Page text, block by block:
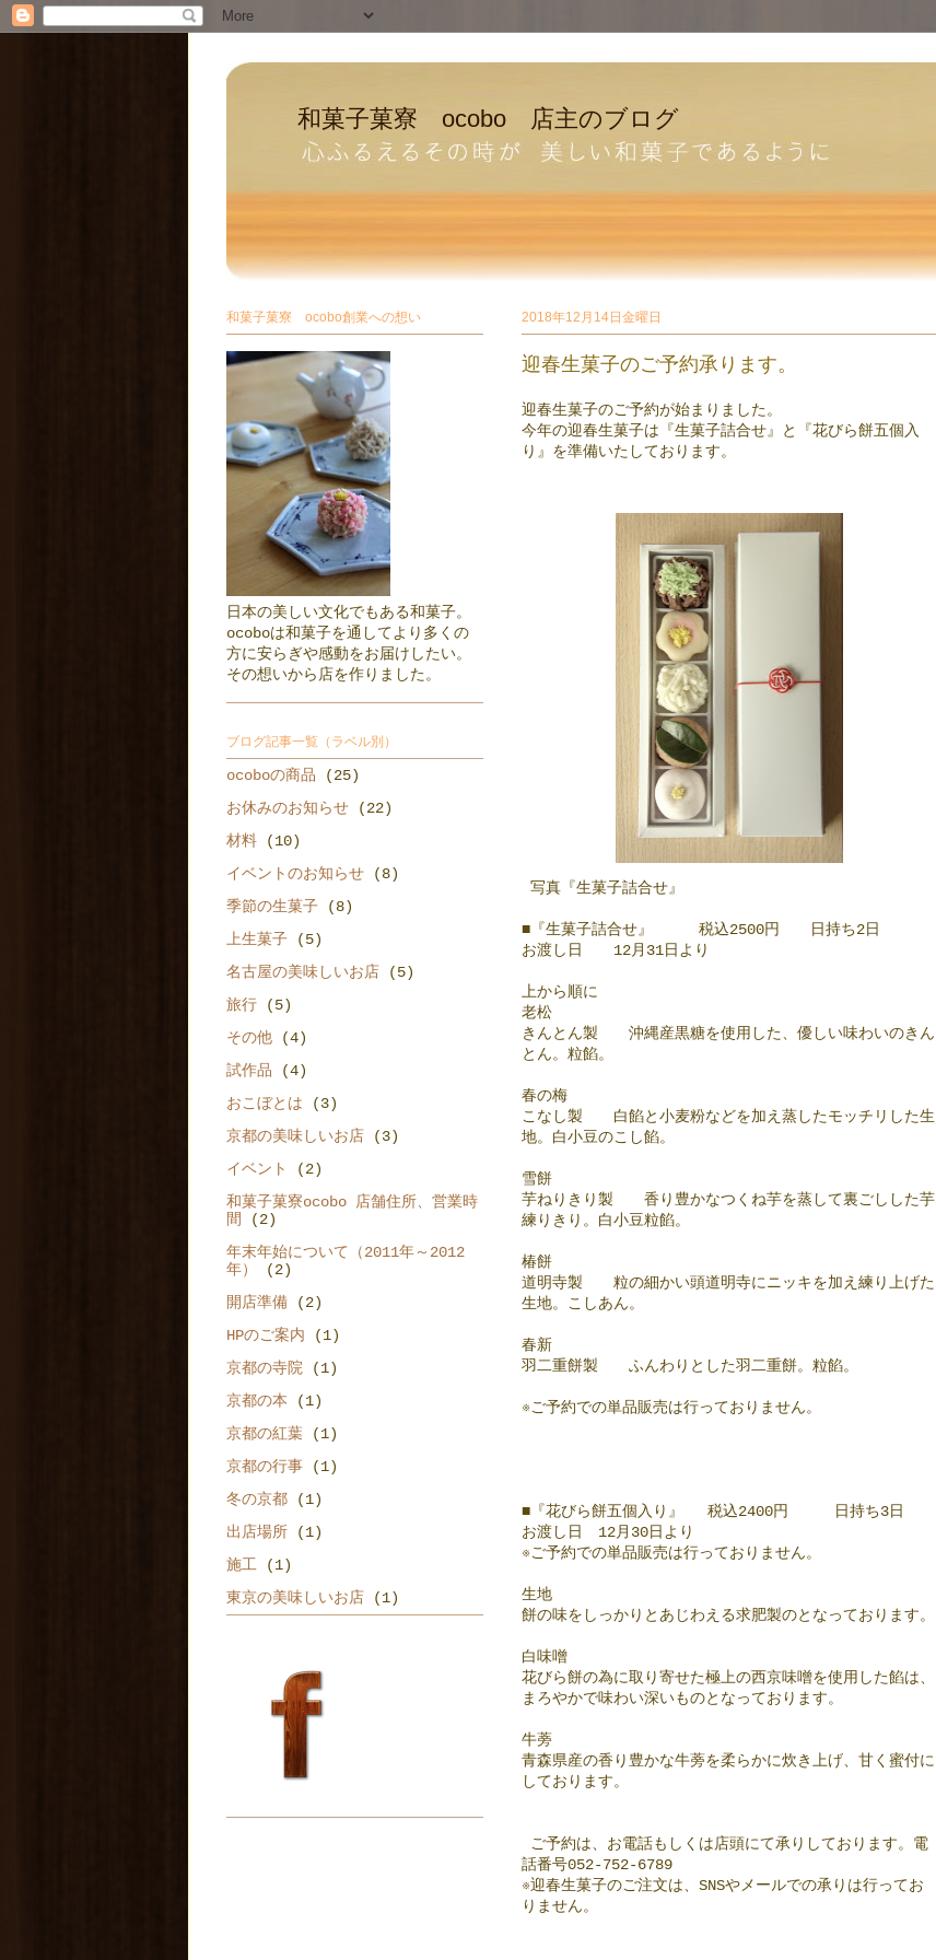
和菓子菓寮 ocobo 店主のブログ
2018年12月14日金曜日
迎春生菓子のご予約承ります。
迎春生菓子のご予約が始まりました。
今年の迎春生菓子は『生菓子詰合せ』と『花びら餅五個入
り』を準備いたしております。
写真『生菓子詰合せ』
■『生菓子詰合せ』 税込2500円 日持ち2日
お渡し日 12月31日より
上から順に
老松
きんとん製 沖縄産黒糖を使用した、優しい味わいのきん
とん。粒餡。
春の梅
こなし製 白餡と小麦粉などを加え蒸したモッチリした生
地。白小豆のこし餡。
雪餅
芋ねりきり製 香り豊かなつくね芋を蒸して裏ごしした芋
練りきり。白小豆粒餡。
椿餅
道明寺製 粒の細かい頭道明寺にニッキを加え練り上げた
生地。こしあん。
春新
羽二重餅製 ふんわりとした羽二重餅。粒餡。
※ご予約での単品販売は行っておりません。
■『花びら餅五個入り』 税込2400円 日持ち3日
お渡し日 12月30日より
※ご予約での単品販売は行っておりません。
生地
餅の味をしっかりとあじわえる求肥製のとなっております。
白味噌
花びら餅の為に取り寄せた極上の西京味噌を使用した餡は、
まろやかで味わい深いものとなっております。
牛蒡
青森県産の香り豊かな牛蒡を柔らかに炊き上げ、甘く蜜付に
しております。
ご予約は、お電話もしくは店頭にて承りしております。電
話番号052-752-6789
※迎春生菓子のご注文は、SNSやメールでの承りは行ってお
りません。
和菓子菓寮 ocobo創業への想い
日本の美しい文化でもある和菓子。
ocoboは和菓子を通してより多くの
方に安らぎや感動をお届けしたい。
その想いから店を作りました。
ブログ記事一覧（ラベル別）
ocoboの商品
(25)
お休みのお知らせ
(22)
材料
(10)
イベントのお知らせ
(8)
季節の生菓子
(8)
上生菓子
(5)
名古屋の美味しいお店
(5)
旅行
(5)
その他
(4)
試作品
(4)
おこぼとは
(3)
京都の美味しいお店
(3)
イベント
(2)
和菓子菓寮ocobo 店舗住所、営業時
間
(2)
年末年始について（2011年～2012
年）
(2)
開店準備
(2)
HPのご案内
(1)
京都の寺院
(1)
京都の本
(1)
京都の紅葉
(1)
京都の行事
(1)
冬の京都
(1)
出店場所
(1)
施工
(1)
東京の美味しいお店
(1)